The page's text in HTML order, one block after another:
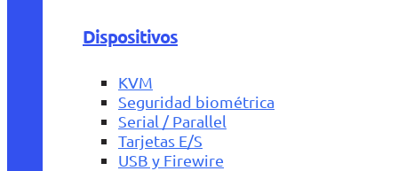
Dispositivos
KVM
Seguridad biométrica
Serial / Parallel
Tarjetas E/S
USB y Firewire